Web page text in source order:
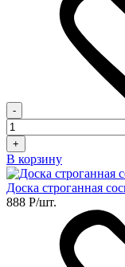
-
+
В корзину
Доска строганная
888 Р/шт.